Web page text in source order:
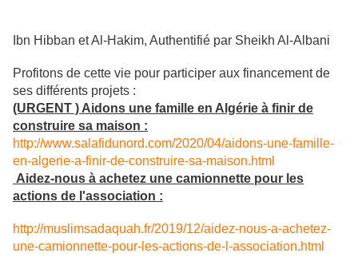
Ibn Hibban et Al-Hakim, Authentifié par Sheikh Al-Albani
Profitons de cette vie pour participer aux financement de
ses différents projets :
(URGENT ) Aidons une famille en Algérie à finir de
construire sa maison :
http://www.salafidunord.com/2020/04/aidons-une-famille-
en-algerie-a-finir-de-construire-sa-maison.html
Aidez-nous à achetez une camionnette pour les
actions de l'association :
http://muslimsadaquah.fr/2019/12/aidez-nous-a-achetez-
une-camionnette-pour-les-actions-de-l-association.html